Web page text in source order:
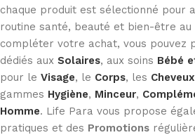
chaque produit est sélectionné pour
routine santé, beauté et bien-être au
compléter votre achat, vous pouvez
dédiés aux Solaires, aux soins Bébé
pour le Visage, le Corps, les Cheveux
gammes Hygiène, Minceur,
Homme. Life Para vous propose
pratiques et des Promotions